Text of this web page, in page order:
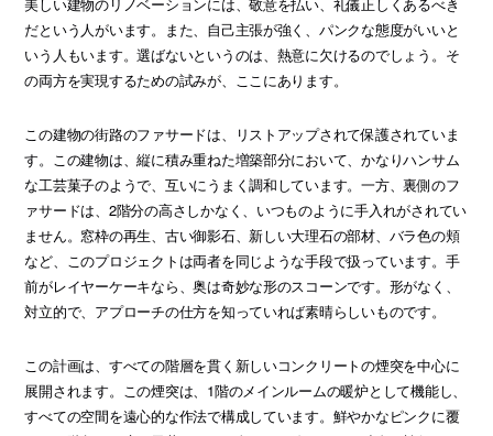
だという人がいます。また、自己主張が強く、パンクな態度がいいと
いう人もいます。選ばないというのは、熱意に欠けるのでしょう。そ
の両方を実現するための試みが、ここにあります。
この建物の街路のファサードは、リストアップされて保護されていま
す。この建物は、縦に積み重ねた増築部分において、かなりハンサム
な工芸菓子のようで、互いにうまく調和しています。一方、裏側のフ
ァサードは、2階分の高さしかなく、いつものように手入れがされてい
ません。窓枠の再生、古い御影石、新しい大理石の部材、バラ色の頬
など、このプロジェクトは両者を同じような手段で扱っています。手
前がレイヤーケーキなら、奥は奇妙な形のスコーンです。形がなく、
対立的で、アプローチの仕方を知っていれば素晴らしいものです。
この計画は、すべての階層を貫く新しいコンクリートの煙突を中心に
展開されます。この煙突は、1階のメインルームの暖炉として機能し、
すべての空間を遠心的な作法で構成しています。鮮やかなピンクに覆